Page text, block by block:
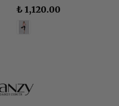
₺ 1,120.00